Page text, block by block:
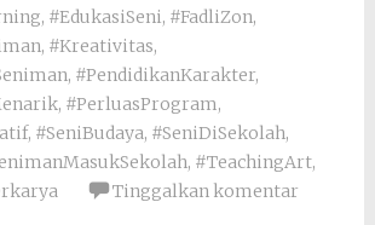
, #EdukasiSeni, #FadliZon,
, #Kreativitas,
, #PendidikanKarakter,
, #PerluasProgram,
, #SeniBudaya, #SeniDiSekolah,
, #TeachingArt,
Tinggalkan komentar